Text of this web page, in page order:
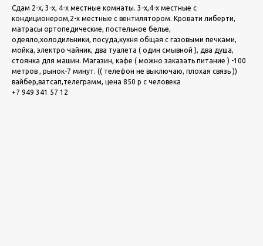
Сдам 2-х, 3-х, 4-х местные комнаты. 3-х,4-х местные с
кондиционером,2-х местные с вентилятором. Кровати либерти,
матрасы ортопедические, постельное белье,
одеяло,холодильники, посуда,кухня общая с газовыми печками,
мойка, электро чайник, два туалета ( один смывной ), два душа,
стоянка для машин. Магазин, кафе ( можно заказать питание ) -100
метров , рынок-7 минут. (( телефон не выключаю, плохая связь ))
вайбер,ватсап,телеграмм, цена 850 р с человека
+7 949 341 57 12